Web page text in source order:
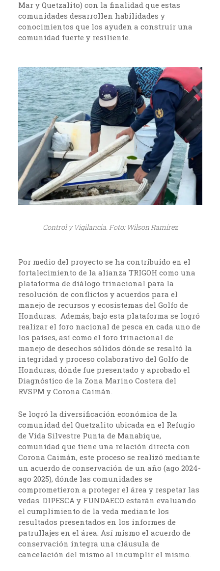
Mar y Quetzalito) con la finalidad que estas
comunidades desarrollen habilidades y
conocimientos que los ayuden a construir una
comunidad fuerte y resiliente.
Control y Vigilancia. Foto: Wilson Ramírez
Por medio del proyecto se ha contribuido en el
fortalecimiento de la alianza TRIGOH como una
plataforma de diálogo trinacional para la
resolución de conflictos y acuerdos para el
manejo de recursos y ecosistemas del Golfo de
Honduras. Además, bajo esta plataforma se logró
realizar el foro nacional de pesca en cada uno de
los países, así como el foro trinacional de
manejo de desechos sólidos dónde se resaltó la
integridad y proceso colaborativo del Golfo de
Honduras, dónde fue presentado y aprobado el
Diagnóstico de la Zona Marino Costera del
RVSPM y Corona Caimán.
Se logró la diversificación económica de la
comunidad del Quetzalito ubicada en el Refugio
de Vida Silvestre Punta de Manabique,
comunidad que tiene una relación directa con
Corona Caimán, este proceso se realizó mediante
un acuerdo de conservación de un año (ago 2024-
ago 2025), dónde las comunidades se
comprometieron a proteger el área y respetar las
vedas. DIPESCA y FUNDAECO estarán evaluando
el cumplimiento de la veda mediante los
resultados presentados en los informes de
patrullajes en el área. Así mismo el acuerdo de
conservación integra una cláusula de
cancelación del mismo al incumplir el mismo.